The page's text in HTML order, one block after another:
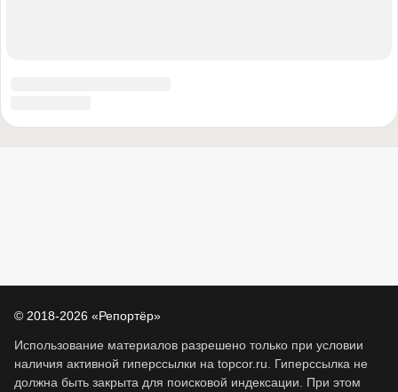
© 2018-2026 «Репортёр»
Использование материалов разрешено только при условии
наличия активной гиперссылки на topcor.ru. Гиперссылка не
должна быть закрыта для поисковой индексации. При этом